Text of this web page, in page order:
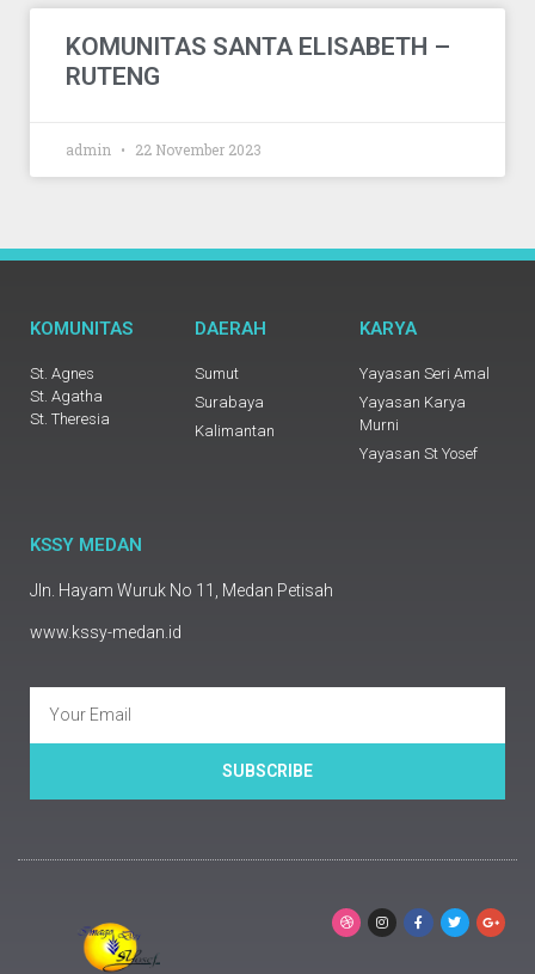
KOMUNITAS SANTA ELISABETH –
RUTENG
admin 22 November 2023
KOMUNITAS
St. Agnes
St. Agatha
St. Theresia
DAERAH
Sumut
Surabaya
Kalimantan
KARYA
Yayasan Seri Amal
Yayasan Karya
Murni
Yayasan St Yosef
KSSY MEDAN
Jln. Hayam Wuruk No 11, Medan Petisah
www.kssy-medan.id
SUBSCRIBE